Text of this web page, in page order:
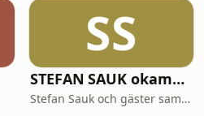
SS
STEFAN SAUK okammat samtal
Stefan Sauk och gäster samtalar okammat.